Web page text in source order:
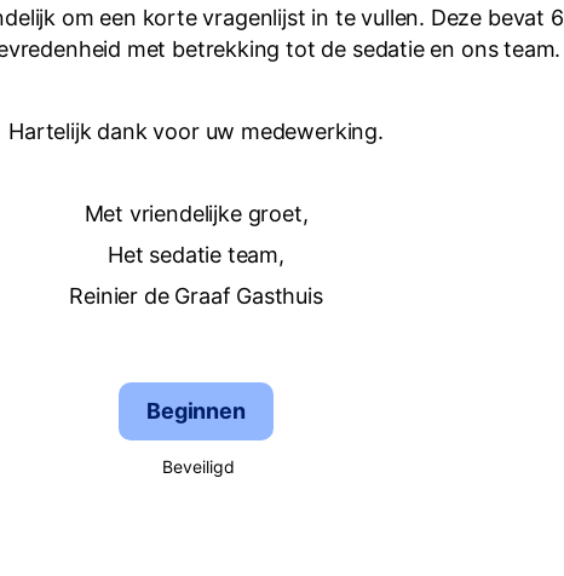
om een korte vragenlijst in te vullen. Deze bevat 6
met betrekking tot de sedatie en ons team.
Hartelijk dank voor uw medewerking.
Met vriendelijke groet,
Het sedatie team,
Reinier de Graaf Gasthuis
Beginnen
Beveiligd